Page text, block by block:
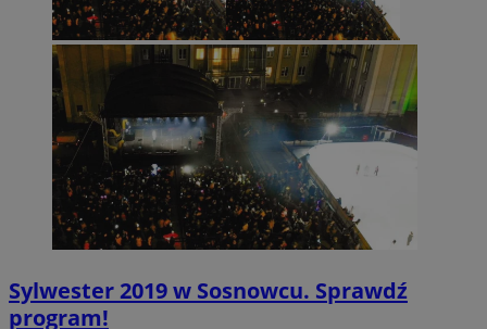
Sylwester 2019 w Sosnowcu. Sprawdź
program!
CookieScriptConsent
CookieScript
sosnowiecki.pl
4 tygodnie 2